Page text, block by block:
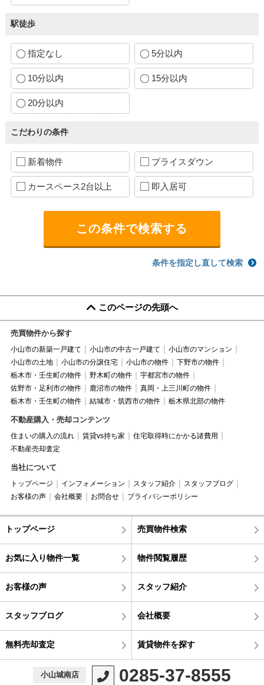
駅徒歩
指定なし 5分以内
10分以内 15分以内
20分以内
こだわりの条件
新着物件 プライスダウン
カースペース2台以上 即入居可
条件を指定し直して検索
このページの先頭へ
売買物件から探す
小山市の新築一戸建て 小山市の中古一戸建て
小山市のマンション
小山市の土地
小山市の分譲住宅 小山市の物件
下野市の物件
栃木市・壬生町の物件
野木町の物件
宇都宮市の物件
佐野市・足利市の物件
鹿沼市の物件
真岡・上三川町の物件
栃木市・壬生町の物件
結城市・筑西市の物件 栃木県北部の物件
不動産購入・売却コンテンツ
住まいの購入の流れ 賃貸vs持ち家
住宅取得時にかかる諸費用
不動産売却査定
当社について
トップページ インフォメーション スタッフ紹介
スタッフブログ
お客様の声
会社概要 お問合せ プライバシーポリシー
トップページ 売買物件検索
お気に入り物件一覧 物件閲覧履歴
お客様の声 スタッフ紹介
スタッフブログ 会社概要
無料売却査定 賃貸物件を探す
小山城南店 0285-37-8555